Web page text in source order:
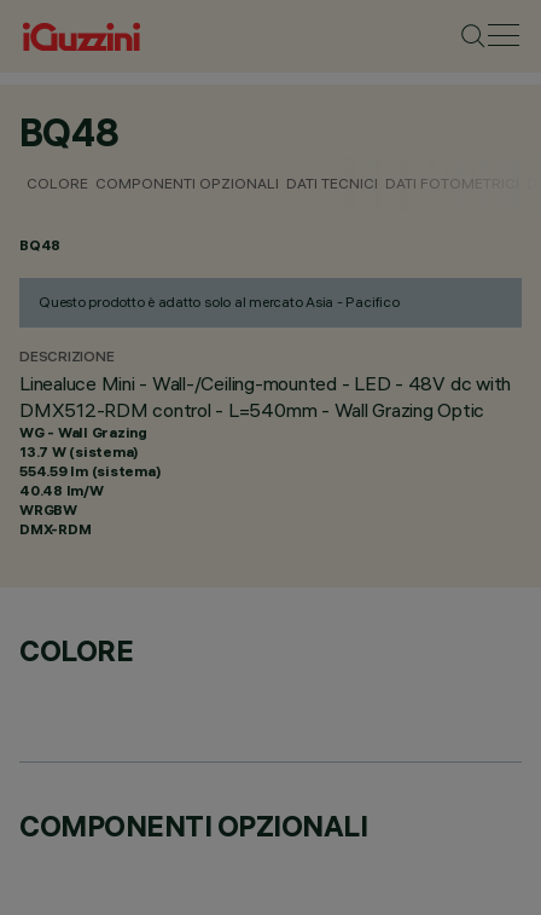
BQ48
COLORE COMPONENTI OPZIONALI DATI TECNICI DATI FOTOMETRICI
BQ48
Questo prodotto è adatto solo al mercato Asia - Pacifico
DESCRIZIONE
Linealuce Mini - Wall-/Ceiling-mounted - LED - 48V dc with
DMX512-RDM control - L=540mm - Wall Grazing Optic
WG - Wall Grazing
13.7 W (sistema)
554.59 lm (sistema)
40.48 lm/W
WRGBW
DMX-RDM
COLORE
COMPONENTI OPZIONALI